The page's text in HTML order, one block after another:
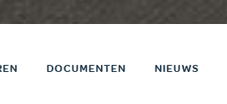
DOCUMENTEN NIEUWS